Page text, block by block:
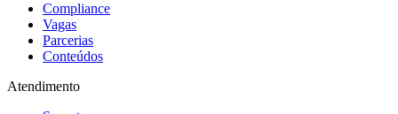
Compliance
Vagas
Parcerias
Conteúdos
Atendimento